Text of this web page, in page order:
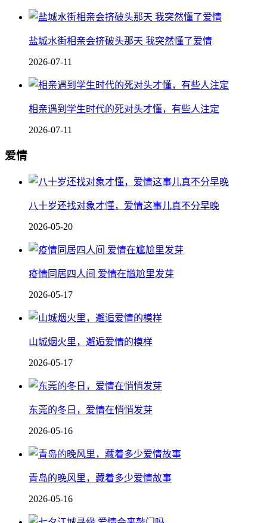
盐城水街相亲会挤破头那天 我突然懂了爱情
2026-07-11
相亲遇到学生时代的死对头才懂，有些人注定
2026-07-11
爱情
八十岁还找对象才懂，爱情这事儿真不分早晚
2026-05-20
疫情同居四人间 爱情在尴尬里发芽
2026-05-17
山城烟火里，邂逅爱情的模样
2026-05-17
东莞的冬日，爱情在悄悄发芽
2026-05-16
青岛的晚风里，藏着多少爱情故事
2026-05-16